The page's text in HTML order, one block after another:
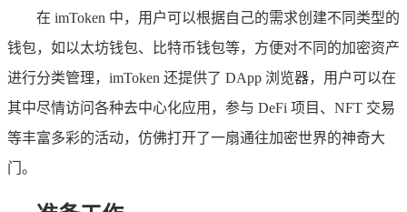
在 imToken 中，用户可以根据自己的需求创建不同类型的
钱包，如以太坊钱包、比特币钱包等，方便对不同的加密资产
进行分类管理，imToken 还提供了 DApp 浏览器，用户可以在
其中尽情访问各种去中心化应用，参与 DeFi 项目、NFT 交易
等丰富多彩的活动，仿佛打开了一扇通往加密世界的神奇大
门。